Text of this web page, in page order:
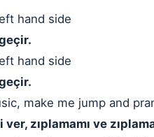
hand side
hand side
make me jump and
zıplamamı ve